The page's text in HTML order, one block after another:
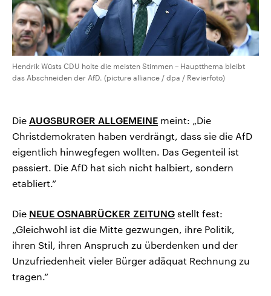
Hendrik Wüsts CDU holte die meisten Stimmen – Hauptthema bleibt
das Abschneiden der AfD. (picture alliance / dpa / Revierfoto)
Die AUGSBURGER ALLGEMEINE meint: „Die
Christdemokraten haben verdrängt, dass sie die AfD
eigentlich hinwegfegen wollten. Das Gegenteil ist
passiert. Die AfD hat sich nicht halbiert, sondern
etabliert.“
Die NEUE OSNABRÜCKER ZEITUNG stellt fest:
„Gleichwohl ist die Mitte gezwungen, ihre Politik,
ihren Stil, ihren Anspruch zu überdenken und der
Unzufriedenheit vieler Bürger adäquat Rechnung zu
tragen.“